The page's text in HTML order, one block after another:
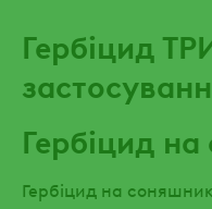
Гербіцид
Гербіцид
Гербіцид на